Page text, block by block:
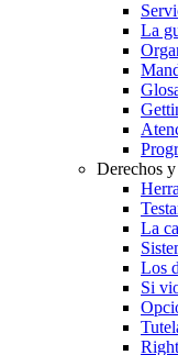
La
Derechos y
La
Los
Si